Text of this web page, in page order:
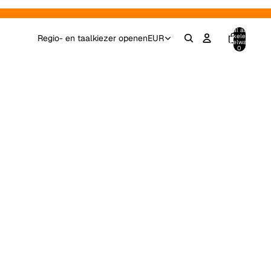
Regio- en taalkiezer openenEUR
Totaal aantal
artikelen in
winkelwagen:
0